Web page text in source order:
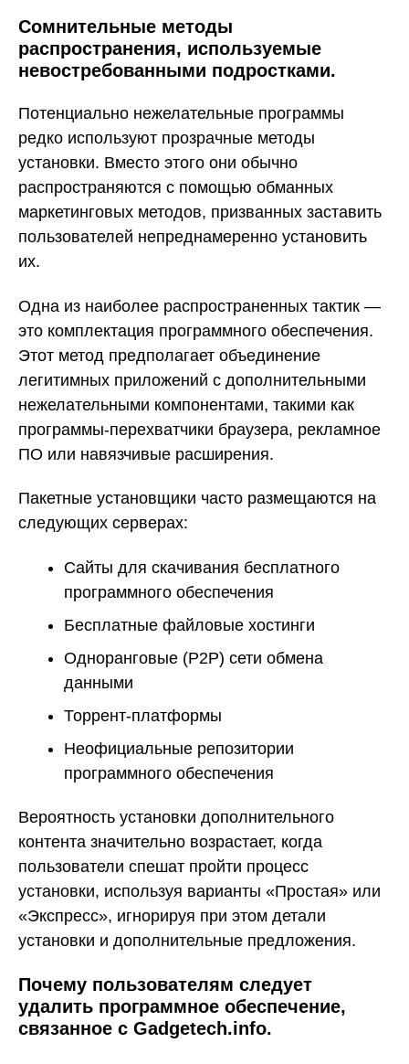
Сомнительные методы
распространения, используемые
невостребованными подростками.
Потенциально нежелательные программы
редко используют прозрачные методы
установки. Вместо этого они обычно
распространяются с помощью обманных
маркетинговых методов, призванных заставить
пользователей непреднамеренно установить
их.
Одна из наиболее распространенных тактик —
это комплектация программного обеспечения.
Этот метод предполагает объединение
легитимных приложений с дополнительными
нежелательными компонентами, такими как
программы-перехватчики браузера, рекламное
ПО или навязчивые расширения.
Пакетные установщики часто размещаются на
следующих серверах:
Сайты для скачивания бесплатного
программного обеспечения
Бесплатные файловые хостинги
Одноранговые (P2P) сети обмена
данными
Торрент-платформы
Неофициальные репозитории
программного обеспечения
Вероятность установки дополнительного
контента значительно возрастает, когда
пользователи спешат пройти процесс
установки, используя варианты «Простая» или
«Экспресс», игнорируя при этом детали
установки и дополнительные предложения.
Почему пользователям следует
удалить программное обеспечение,
связанное с Gadgetech.info.